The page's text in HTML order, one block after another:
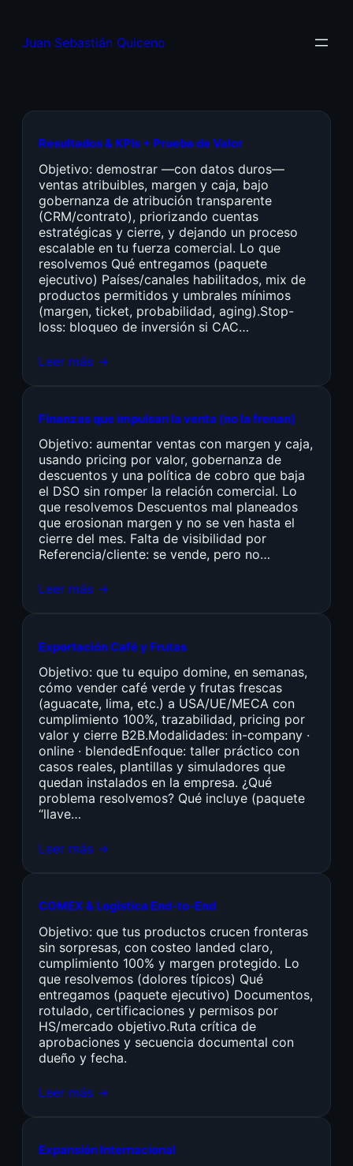
Juan Sebastián Quiceno
Resultados & KPIs + Prueba de Valor
Objetivo: demostrar —con datos duros—
ventas atribuibles, margen y caja, bajo
gobernanza de atribución transparente
(CRM/contrato), priorizando cuentas
estratégicas y cierre, y dejando un proceso
escalable en tu fuerza comercial. Lo que
resolvemos Qué entregamos (paquete
ejecutivo) Países/canales habilitados, mix de
productos permitidos y umbrales mínimos
(margen, ticket, probabilidad, aging).Stop-
loss: bloqueo de inversión si CAC…
Leer más →
Finanzas que impulsan la venta (no la frenan)
Objetivo: aumentar ventas con margen y caja,
usando pricing por valor, gobernanza de
descuentos y una política de cobro que baja
el DSO sin romper la relación comercial. Lo
que resolvemos Descuentos mal planeados
que erosionan margen y no se ven hasta el
cierre del mes. Falta de visibilidad por
Referencia/cliente: se vende, pero no…
Leer más →
Exportación Café y Frutas
Objetivo: que tu equipo domine, en semanas,
cómo vender café verde y frutas frescas
(aguacate, lima, etc.) a USA/UE/MECA con
cumplimiento 100%, trazabilidad, pricing por
valor y cierre B2B.Modalidades: in-company ·
online · blendedEnfoque: taller práctico con
casos reales, plantillas y simuladores que
quedan instalados en la empresa. ¿Qué
problema resolvemos? Qué incluye (paquete
“llave…
Leer más →
COMEX & Logística End-to-End
Objetivo: que tus productos crucen fronteras
sin sorpresas, con costeo landed claro,
cumplimiento 100% y margen protegido. Lo
que resolvemos (dolores típicos) Qué
entregamos (paquete ejecutivo) Documentos,
rotulado, certificaciones y permisos por
HS/mercado objetivo.Ruta crítica de
aprobaciones y secuencia documental con
dueño y fecha.
Leer más →
Expansión Internacional